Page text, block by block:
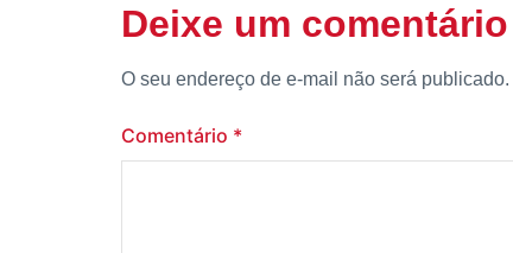
Deixe um comentário
O seu endereço de e-mail não será publicado.
Comentário *